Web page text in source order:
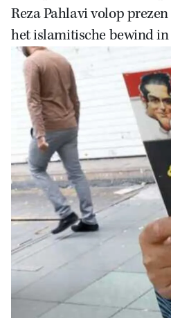
Reza Pahlavi volop
het islamitische bewind